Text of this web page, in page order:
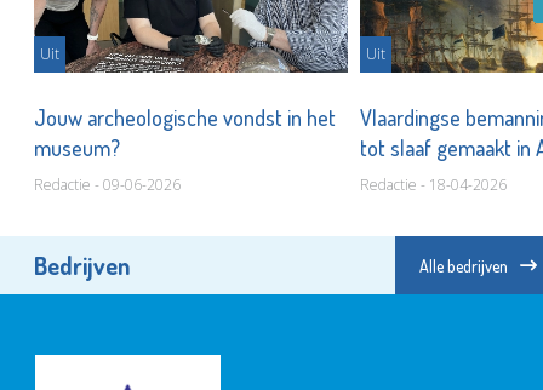
Uit
Jouw archeologische vondst in het
museum?
Redactie - 09-06-2026
Uit
Vlaardingse
tot slaaf gemaakt in
Redactie - 18-04-2026
Bedrijven Alle bedrijven